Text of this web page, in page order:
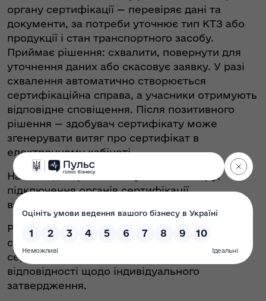
органу сертифікації — перевіряє дані та
документи, за потреби уточнює тип КТЗ або
продукції і стан транспортного засобу.
Приймає рішення: схвалити, повернути для
уточнення даних або скасовує заявку. У разі
схвалення автоматично створюється
сертифікаційна справа, а учасники отримують
відповідне сповіщення. Після позитивного
рішення — здобувач сертифікату може
згенерувати витяг про сертифікат в
електронному кабінеті.
На сьогодні триває тестування Реєстру:
підключення органів сертифікації,
випробувальних лабораторій та їх експертів.
Реєстр як єдина база даних міститиме
сертифікати трьох типів: сертифікати типу,
сертифікати відповідності та сертифікати
відповідності щодо індивідуального
затвердження.